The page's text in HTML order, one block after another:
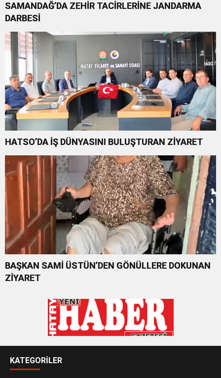
SAMANDAĞ’DA ZEHİR TACİRLERİNE JANDARMA
DARBESİ
HATSO’DA İŞ DÜNYASINI BULUŞTURAN ZİYARET
BAŞKAN SAMİ ÜSTÜN’DEN GÖNÜLLERE DOKUNAN
ZİYARET
KATEGORİLER